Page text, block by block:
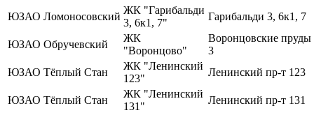
ЮЗАО Ломоносовский
ЖК "Гарибальди
3, 6к1, 7"
Гарибальди 3, 6к1, 7
ЮЗАО Обручевский
ЖК
"Воронцово"
Воронцовские пруды
3
ЮЗАО Тёплый Стан
ЖК "Ленинский
123"
Ленинский пр-т 123
ЮЗАО Тёплый Стан
ЖК "Ленинский
131"
Ленинский пр-т 131